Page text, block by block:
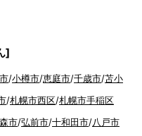
]
/小樽市/恵庭市/千歳市/苫小
/札幌市西区/札幌市手稲区
市/弘前市/十和田市/八戸市